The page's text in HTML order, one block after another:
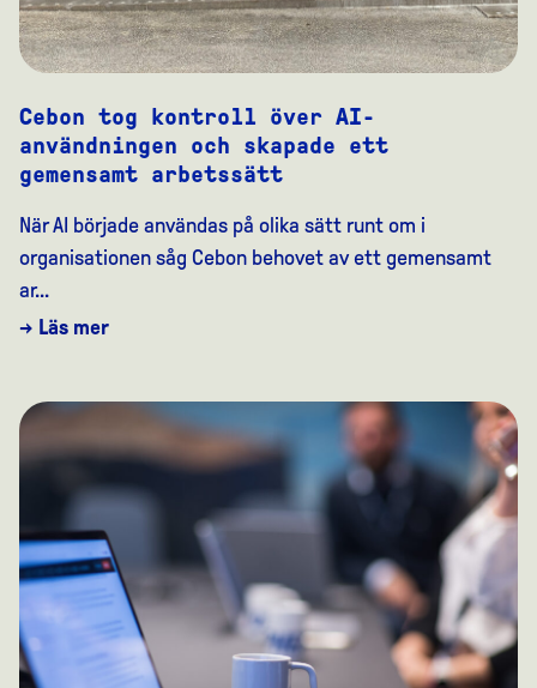
Cebon tog kontroll över AI-
användningen och skapade ett
gemensamt arbetssätt
När AI började användas på olika sätt runt om i
organisationen såg Cebon behovet av ett gemensamt
ar...
→ Läs mer